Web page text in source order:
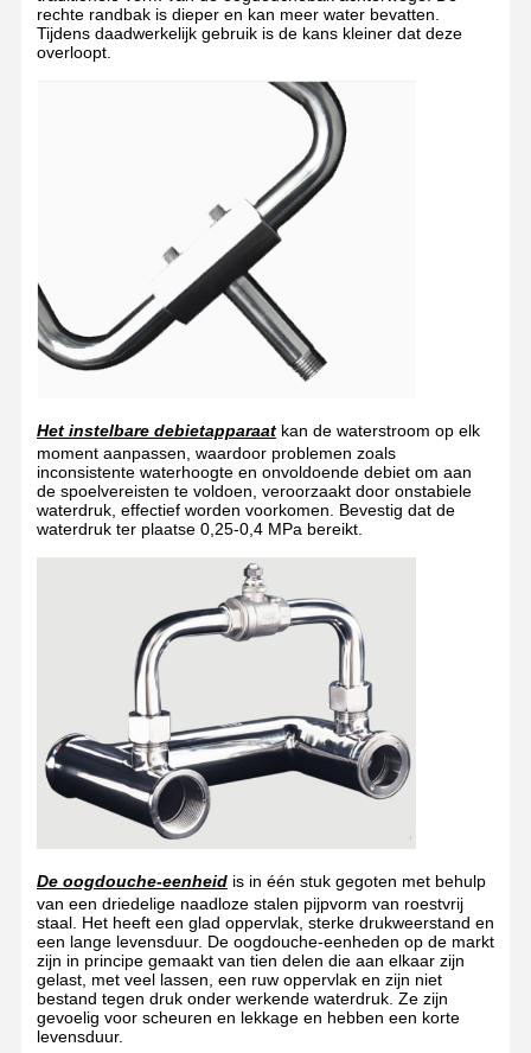
Gesloten oogwasstation
Elektrische verwarming oogwasser
Draagbaar oogwater voor noodgevallen
Gepersonaliseerd oogwater
Onderdelen voor oogwater
rechte randbak is dieper en kan meer water bevatten.
Tijdens daadwerkelijk gebruik is de kans kleiner dat deze
overloopt.
Het instelbare debietapparaatkan de waterstroom op elk
moment aanpassen, waardoor problemen zoals
inconsistente waterhoogte en onvoldoende debiet om aan
de spoelvereisten te voldoen, veroorzaakt door onstabiele
waterdruk, effectief worden voorkomen. Bevestig dat de
waterdruk ter plaatse 0,25-0,4 MPa bereikt.
De oogdouche-eenheidis in één stuk gegoten met behulp
van een driedelige naadloze stalen pijpvorm van roestvrij
staal. Het heeft een glad oppervlak, sterke drukweerstand en
een lange levensduur. De oogdouche-eenheden op de markt
zijn in principe gemaakt van tien delen die aan elkaar zijn
gelast, met veel lassen, een ruw oppervlak en zijn niet
bestand tegen druk onder werkende waterdruk. Ze zijn
gevoelig voor scheuren en lekkage en hebben een korte
levensduur.